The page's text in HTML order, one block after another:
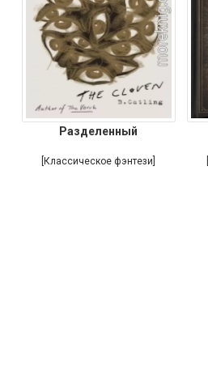
Разделенный
[Классическое фэнтези]